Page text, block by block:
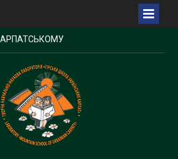
ШКОЛИ –
УЧИТЕЛЬ
ПОЧЕСНИЙ
– ПЕТРО
ФЕСТИВАЛЮ-